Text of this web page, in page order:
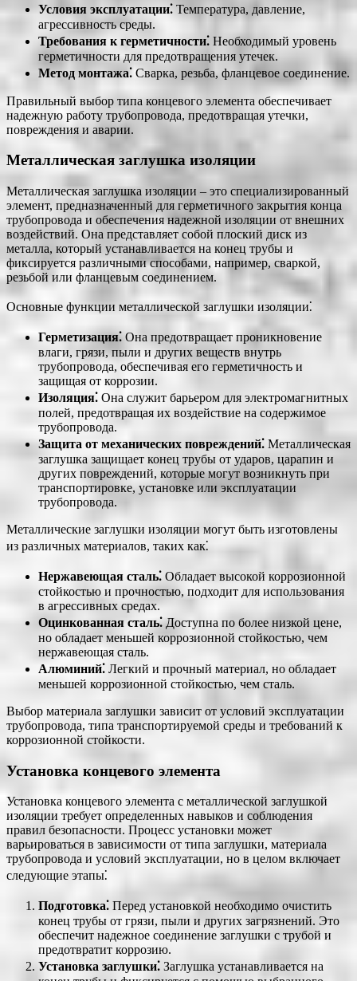
Условия эксплуатации⁚ Температура, давление,
агрессивность среды.
Требования к герметичности⁚ Необходимый уровень
герметичности для предотвращения утечек.
Метод монтажа⁚ Сварка, резьба, фланцевое соединение.
Правильный выбор типа концевого элемента обеспечивает
надежную работу трубопровода, предотвращая утечки,
повреждения и аварии.
Металлическая заглушка изоляции
Металлическая заглушка изоляции – это специализированный
элемент, предназначенный для герметичного закрытия конца
трубопровода и обеспечения надежной изоляции от внешних
воздействий. Она представляет собой плоский диск из
металла, который устанавливается на конец трубы и
фиксируется различными способами, например, сваркой,
резьбой или фланцевым соединением.
Основные функции металлической заглушки изоляции⁚
Герметизация⁚ Она предотвращает проникновение
влаги, грязи, пыли и других веществ внутрь
трубопровода, обеспечивая его герметичность и
защищая от коррозии.
Изоляция⁚ Она служит барьером для электромагнитных
полей, предотвращая их воздействие на содержимое
трубопровода.
Защита от механических повреждений⁚ Металлическая
заглушка защищает конец трубы от ударов, царапин и
других повреждений, которые могут возникнуть при
транспортировке, установке или эксплуатации
трубопровода.
Металлические заглушки изоляции могут быть изготовлены
из различных материалов, таких как⁚
Нержавеющая сталь⁚ Обладает высокой коррозионной
стойкостью и прочностью, подходит для использования
в агрессивных средах.
Оцинкованная сталь⁚Доступна по более низкой цене,
но обладает меньшей коррозионной стойкостью, чем
нержавеющая сталь.
Алюминий⁚ Легкий и прочный материал, но обладает
меньшей коррозионной стойкостью, чем сталь.
Выбор материала заглушки зависит от условий эксплуатации
трубопровода, типа транспортируемой среды и требований к
коррозионной стойкости.
Установка концевого элемента
Установка концевого элемента с металлической заглушкой
изоляции требует определенных навыков и соблюдения
правил безопасности. Процесс установки может
варьироваться в зависимости от типа заглушки, материала
трубопровода и условий эксплуатации, но в целом включает
следующие этапы⁚
Подготовка⁚ Перед установкой необходимо очистить
конец трубы от грязи, пыли и других загрязнений. Это
обеспечит надежное соединение заглушки с трубой и
предотвратит коррозию.
Установка заглушки⁚ Заглушка устанавливается на